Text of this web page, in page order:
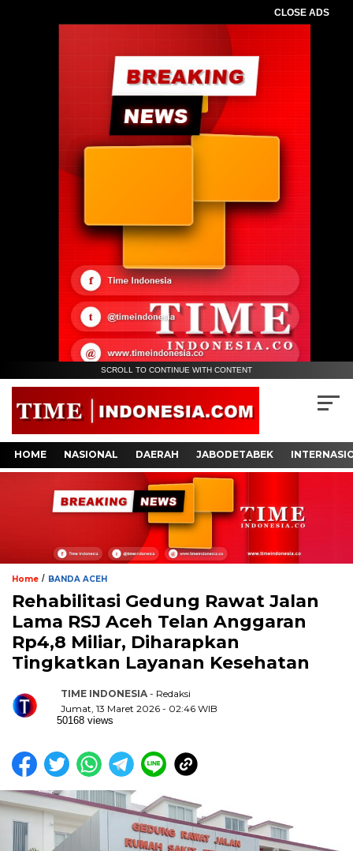
CLOSE ADS
SCROLL TO CONTINUE WITH CONTENT
HOME NASIONAL DAERAH JABODETABEK
Home / BANDA ACEH
Rehabilitasi Gedung Rawat Jalan
Lama RSJ Aceh Telan Anggaran
Rp4,8 Miliar, Diharapkan
Tingkatkan Layanan Kesehatan
TIME INDONESIA - Redaksi
Jumat, 13 Maret 2026 - 02:46 WIB
50168 views